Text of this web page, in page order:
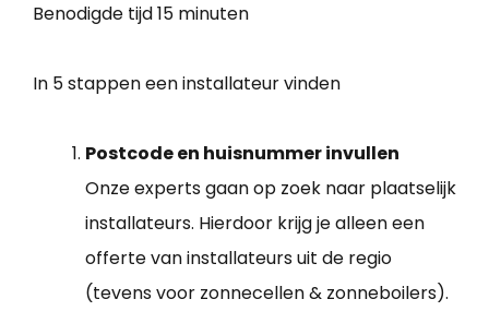
Benodigde tijd15 minuten
In 5 stappen een installateur vinden
Postcode en huisnummer invullen
Onze experts gaan op zoek naar plaatselijk
installateurs. Hierdoor krijg je alleen een
offerte van installateurs uit de regio
(tevens voor zonnecellen & zonneboilers).